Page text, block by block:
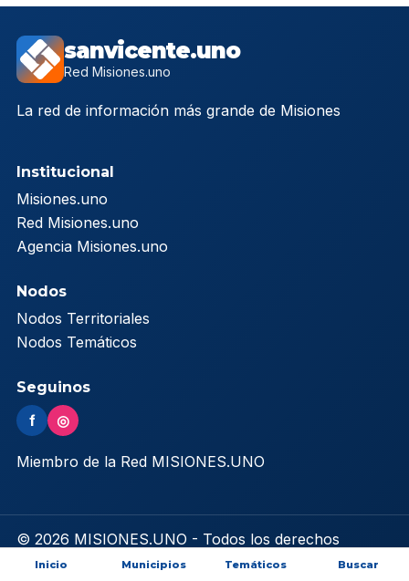
sanvicente.uno
Red Misiones.uno
La red de información más grande de Misiones
Institucional
Misiones.uno
Red Misiones.uno
Agencia Misiones.uno
Nodos
Nodos Territoriales
Nodos Temáticos
Seguinos
f ◎
Miembro de la Red MISIONES.UNO
© 2026 MISIONES.UNO - Todos los derechos
reservados
Inicio Municipios Temáticos Buscar